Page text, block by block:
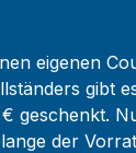
eigenen
gibt
geschenkt.
der